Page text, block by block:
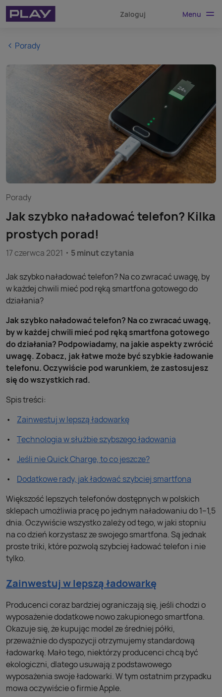
Zaloguj Menu
Porady
Porady
Jak szybko naładować telefon? Kilka
prostych porad!
17 czerwca 2021 5 minut czytania
Jak szybko naładować telefon? Na co zwracać uwagę, by
w każdej chwili mieć pod ręką smartfona gotowego do
działania?
Jak szybko naładować telefon? Na co zwracać uwagę,
by w każdej chwili mieć pod ręką smartfona gotowego
do działania? Podpowiadamy, na jakie aspekty zwrócić
uwagę. Zobacz, jak łatwe może być szybkie ładowanie
telefonu. Oczywiście pod warunkiem, że zastosujesz
się do wszystkich rad.
Spis treści:
Zainwestuj w lepszą ładowarkę
Technologia w służbie szybszego ładowania
Jeśli nie Quick Charge, to co jeszcze?
Dodatkowe rady, jak ładować szybciej smartfona
Większość lepszych telefonów dostępnych w polskich
sklepach umożliwia pracę po jednym naładowaniu do 1–1,5
dnia. Oczywiście wszystko zależy od tego, w jaki stopniu
na co dzień korzystasz ze swojego smartfona. Są jednak
proste triki, które pozwolą szybciej ładować telefon i nie
tylko.
Zainwestuj w lepszą ładowarkę
Producenci coraz bardziej ograniczają się, jeśli chodzi o
wyposażenie dodatkowe nowo zakupionego smartfona.
Okazuje się, że kupując model ze średniej półki,
przeważnie do dyspozycji otrzymujemy standardową
ładowarkę. Mało tego, niektórzy producenci chcą być
ekologiczni, dlatego usuwają z podstawowego
wyposażenia swoje ładowarki. W tym ostatnim przypadku
mowa oczywiście o firmie Apple.